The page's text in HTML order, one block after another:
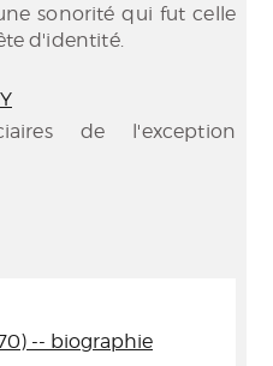
sonorité qui fut celle
d'identité.
de l'exception
-- biographie